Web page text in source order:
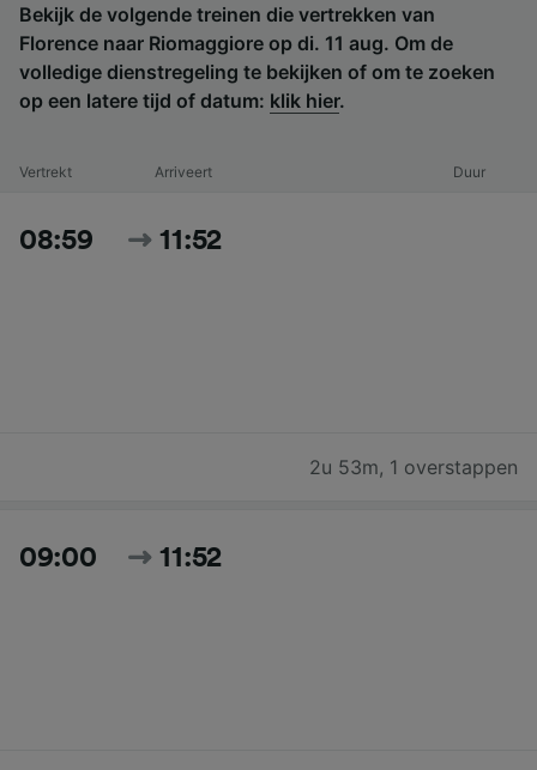
Bekijk de volgende treinen die vertrekken van
Florence naar Riomaggiore op di. 11 aug. Om de
volledige dienstregeling te bekijken of om te zoeken
op een latere tijd of datum: klik hier.
Vertrekt Arriveert Duur
08:59 11:52
2u 53m, 1 overstappen
09:00 11:52